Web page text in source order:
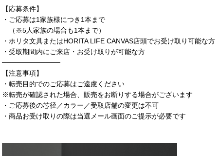
【応募条件】
・ご応募は1家族様につき1本まで
（※5人家族の場合も1本まで）
・ホリタ文具またはHORITA LIFE CANVAS店頭でお受け取り可能な方
・受取期間内にご来店・お受け取りが可能な方
────────────
【注意事項】
・転売目的でのご応募はご遠慮ください
※転売が確認された場合、販売をお断りする場合がございます
・ご応募後の芯径／カラー／受取店舗の変更は不可
・商品お受け取りの際は当選メール画面のご提示が必要です
───────────